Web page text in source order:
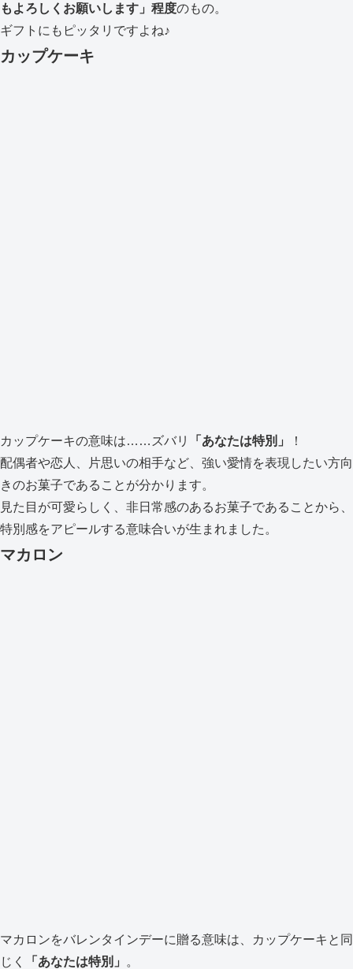
もよろしくお願いします」程度のもの。
ギフトにもピッタリですよね♪
カップケーキ
カップケーキの意味は……ズバリ 「あなたは特別」
！
配偶者や恋人、片思いの相手など、強い愛情を表現したい方向
きのお菓子であることが分かります。
見た目が可愛らしく、非日常感のあるお菓子であることから、
特別感をアピールする意味合いが生まれました。
マカロン
マカロンをバレンタインデーに贈る意味は、カップケーキと同
じく
「あなたは特別」
。